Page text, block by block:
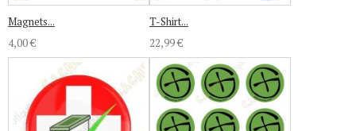
Magnets...
4,00 €
T-Shirt...
22,99 €